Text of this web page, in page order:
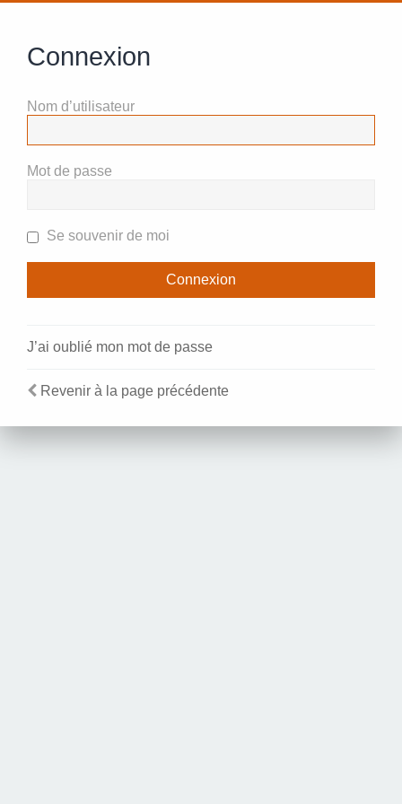
Connexion
Nom d’utilisateur
Mot de passe
Se souvenir de moi
J’ai oublié mon mot de passe
Revenir à la page précédente